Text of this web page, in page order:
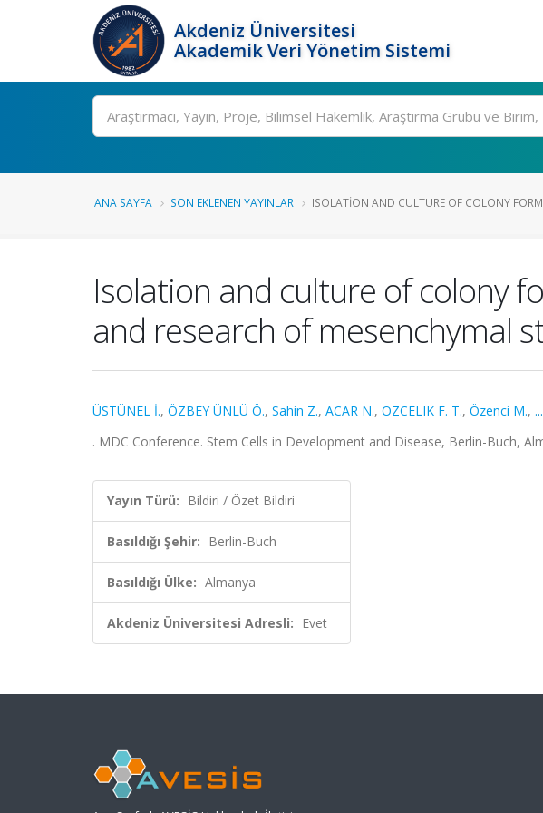
Akdeniz Üniversitesi
Akademik Veri Yönetim Sistemi
Ara
ANA SAYFA SON EKLENEN YAYINLAR ISOLATION AND CULTURE OF COLONY
Isolation and culture of colony
and research of mesenchymal
ÜSTÜNEL İ., ÖZBEY ÜNLÜ Ö., Sahin Z., ACAR N., OZCELIK F. T., Özenci M.,
. MDC Conference. Stem Cells in Development and Disease, Berlin-Buch,
Yayın Türü: Bildiri / Özet Bildiri
Basıldığı Şehir: Berlin-Buch
Basıldığı Ülke: Almanya
Akdeniz Üniversitesi Adresli: Evet